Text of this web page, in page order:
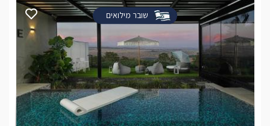
שובר מילואים